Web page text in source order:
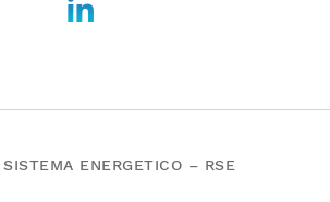
ENERGETICO – RSE